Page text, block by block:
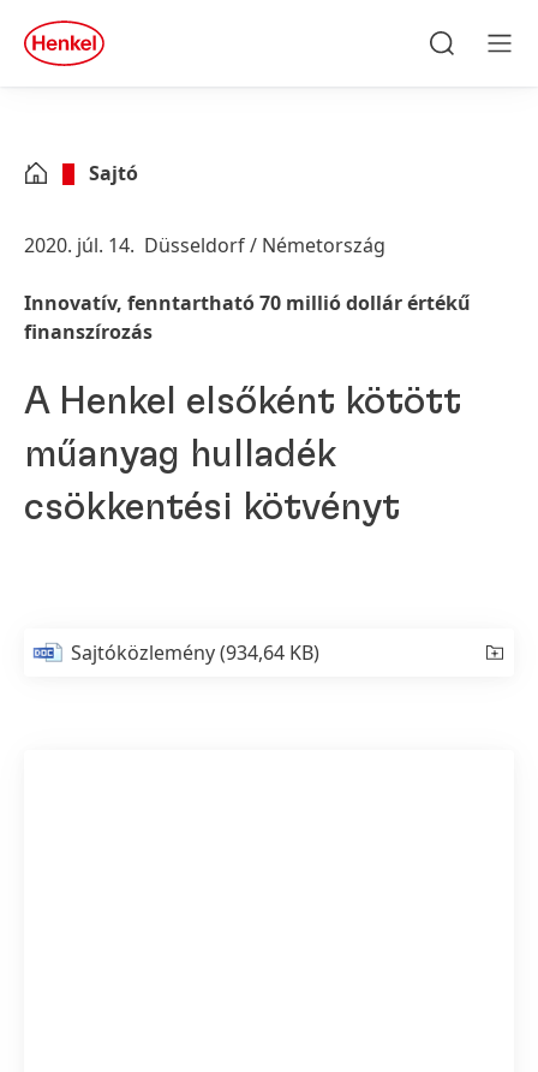
Skip to footer
quick
search
Sajtó
2020. júl. 14. Düsseldorf / Németország
Innovatív, fenntartható 70 millió dollár értékű
finanszírozás
A Henkel elsőként kötött
műanyag hulladék
csökkentési kötvényt
Sajtóközlemény(934,64 KB)